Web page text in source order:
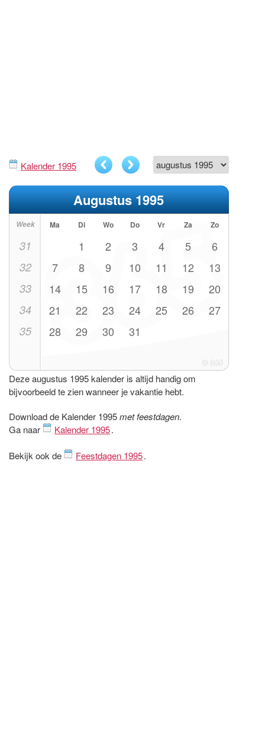
Kalender 1995
Augustus 1995
Week Ma Di Wo Do Vr Za Zo
31 1 2 3 4 5 6
32 7 8 9 10 11 12 13
33 14 15 16 17 18 19 20
34 21 22 23 24 25 26 27
35 28 29 30 31
Deze augustus 1995 kalender is altijd handig om
bijvoorbeeld te zien wanneer je vakantie hebt.
Download de Kalender 1995met feestdagen.
Ga naar
Kalender 1995.
Bekijk ook de Feestdagen 1995.